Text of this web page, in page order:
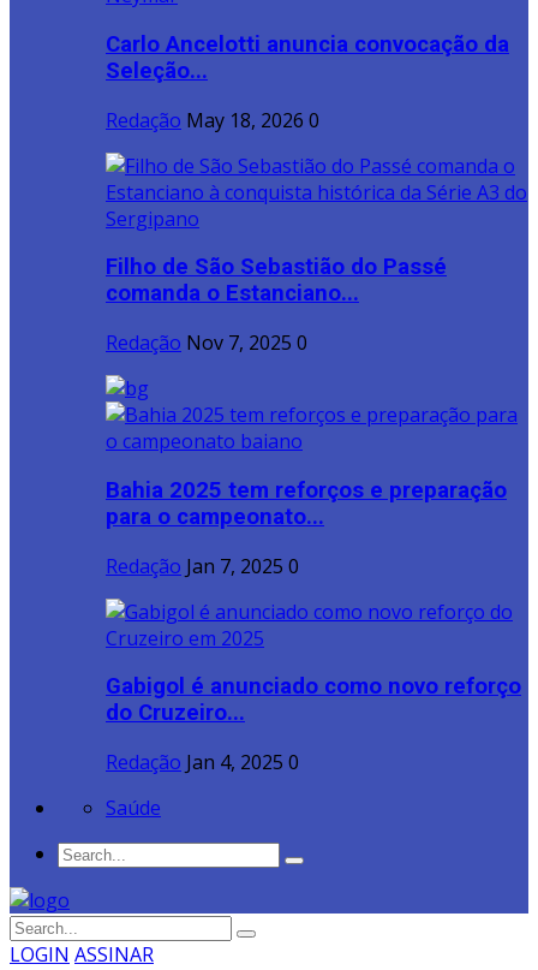
Carlo Ancelotti anuncia convocação da
Seleção...
Redação May 18, 2026 0
Filho de São Sebastião do Passé
comanda o Estanciano...
Redação Nov 7, 2025 0
Bahia 2025 tem reforços e preparação
para o campeonato...
Redação Jan 7, 2025 0
Gabigol é anunciado como novo reforço
do Cruzeiro...
Redação Jan 4, 2025 0
Saúde
LOGIN ASSINAR